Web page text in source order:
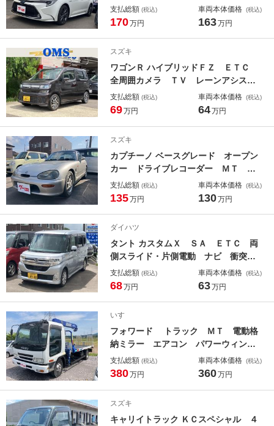
ＴＶ クリアランスソナー オートク
ルーズコントロール レーンアシス
オートライト ＬＥＤヘッドランプ
スマートキー
支払総額 (税込)
170万円
車両本体価格 (税込)
163万円
スズキ
ワゴンＲ ハイブリッドＦＺ ＥＴＣ
全周囲カメラ ＴＶ レーンアシス
ト 衝突被害軽減システム ＬＥＤヘ
ッドランプ スマートキー アイドリ
盗難防止システム ＡＢＳ
支払総額 (税込)
69万円
車両本体価格 (税込)
64万円
スズキ
カプチーノ ベースグレード オープン
カー ドライブレコーダー ＭＴ ア
ルミホイール ＵＳＢ
支払総額 (税込)
135万円
車両本体価格 (税込)
130万円
ダイハツ
タント カスタムＸ ＳＡ ＥＴＣ 両
側スライド・片側電動 ナビ 衝突被
害軽減システム オートライト ＬＥ
Ｄヘッドランプ スマートキー アイ
テム ＡＢＳ ＥＳＣ
支払総額 (税込)
68万円
車両本体価格 (税込)
63万円
いすゞ
フォワード トラック ＭＴ 電動格
納ミラー エアコン パワーウィンド
ウ 運転席エアバッグ
支払総額 (税込)
380万円
車両本体価格 (税込)
360万円
スズキ
キャリイトラック ＫＣスペシャル ４